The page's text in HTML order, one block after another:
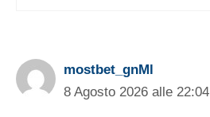
mostbet_gnMl
8 Agosto 2026 alle 22:04